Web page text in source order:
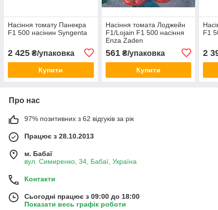
Насіння томату Панекра
F1 500 насінин Syngenta
2 425 ₴/упаковка
Купити
Насіння томата Лоджейн
F1/Lojain F1 500 насіння
Enza Zaden
561₴/упаковка
Купити
F1
2
Про нас
97% позитивних з 62 відгуків за рік
Працює з 28.10.2013
м. Бабаї
вул. Симиренко, 34, Бабаї, Україна
Контакти
Сьогодні працює з 09:00 до 18:00
Показати весь графік роботи